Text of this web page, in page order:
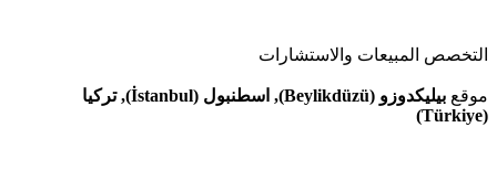
التخصص المبيعات والاستشارات
موقع
بيليكدوزو (Beylikdüzü), اسطنبول (İstanbul), تركيا
(Türkiye)